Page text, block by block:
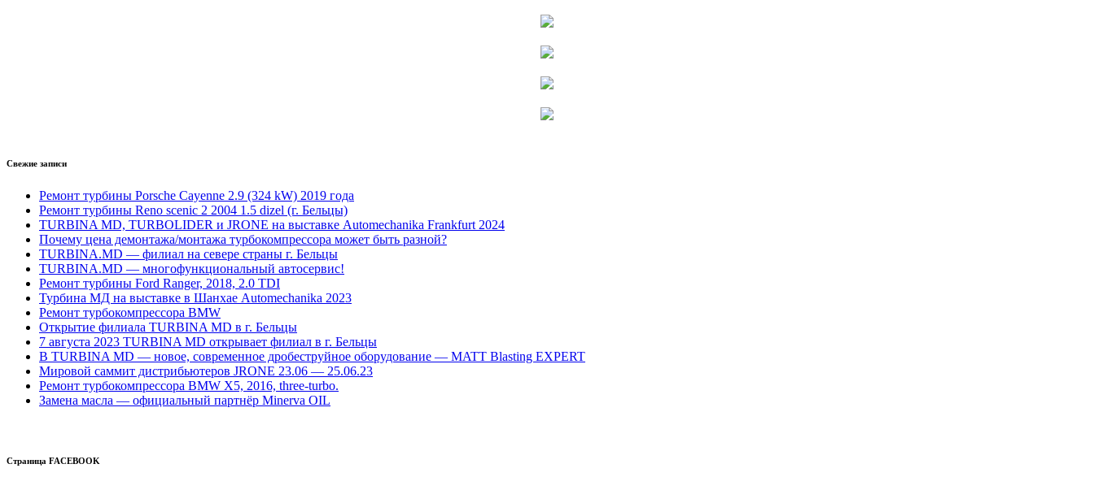
Свежие записи
Ремонт турбины Porsche Cayenne 2.9 (324 kW) 2019 года
Ремонт турбины Reno scenic 2 2004 1.5 dizel (г. Бельцы)
TURBINA MD, TURBOLIDER и JRONE на выставке Automechanika Frankfurt 2024
Почему цена демонтажа/монтажа турбокомпрессора может быть разной?
TURBINA.MD — филиал на севере страны г. Бельцы
TURBINA.MD — многофункциональный автосервис!
Ремонт турбины Ford Ranger, 2018, 2.0 TDI
Турбина МД на выставке в Шанхае Automechanika 2023
Ремонт турбокомпрессора BMW
Открытие филиала TURBINA MD в г. Бельцы
7 августа 2023 TURBINA MD открывает филиал в г. Бельцы
В TURBINA MD — новое, современное дробеструйное оборудование — MATT Blasting EXPERT
Мировой саммит дистрибьютеров JRONE 23.06 — 25.06.23
Ремонт турбокомпрессора BMW X5, 2016, three-turbo.
Замена масла — официальный партнёр Minerva OIL
Страница FACEBOOK